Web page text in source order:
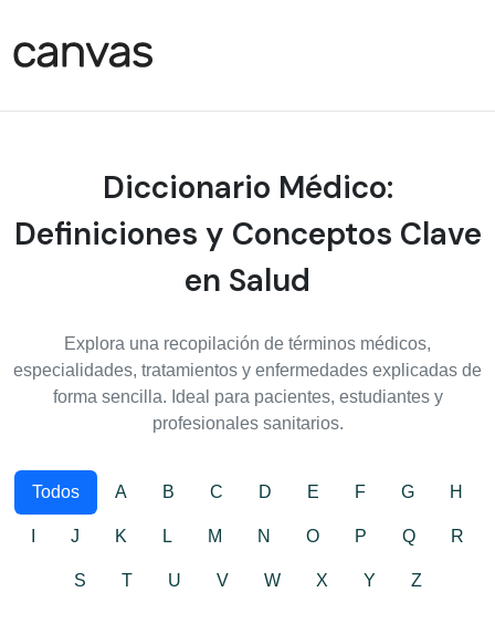
Diccionario Médico:
Definiciones y Conceptos Clave
en Salud
Explora una recopilación de términos médicos,
especialidades, tratamientos y enfermedades explicadas de
forma sencilla. Ideal para pacientes, estudiantes y
profesionales sanitarios.
Todos A B C D E F G H
J K L M N O P Q R
S T U V W X Y Z